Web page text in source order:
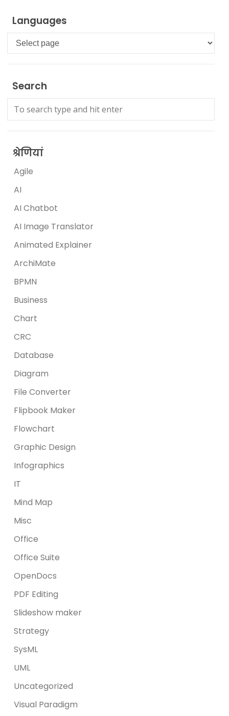
Languages
Languages
Search
श्रेणियां
Agile
AI
AI Chatbot
AI Image Translator
Animated Explainer
ArchiMate
BPMN
Business
Chart
CRC
Database
Diagram
File Converter
Flipbook Maker
Flowchart
Graphic Design
Infographics
IT
Mind Map
Misc
Office
Office Suite
OpenDocs
PDF Editing
Slideshow maker
Strategy
SysML
UML
Uncategorized
Visual Paradigm